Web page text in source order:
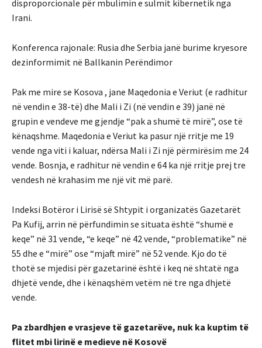
disproporcionale për mbulimin e sulmit kibernetik nga
Irani.
Konferenca rajonale: Rusia dhe Serbia janë burime kryesore
dezinformimit në Ballkanin Perëndimor
Pak me mire se Kosova , jane Maqedonia e Veriut (e radhitur
në vendin e 38-të) dhe Mali i Zi (në vendin e 39) janë në
grupin e vendeve me gjendje “pak a shumë të mirë”, ose të
kënaqshme. Maqedonia e Veriut ka pasur një rritje me 19
vende nga viti i kaluar, ndërsa Mali i Zi një përmirësim me 24
vende. Bosnja, e radhitur në vendin e 64 ka një rritje prej tre
vendesh në krahasim me një vit më parë.
Indeksi Botëror i Lirisë së Shtypit i organizatës Gazetarët
Pa Kufij, arrin në përfundimin se situata është “shumë e
keqe” në 31 vende, “e keqe” në 42 vende, “problematike” në
55 dhe e “mirë” ose “mjaft mirë” në 52 vende. Kjo do të
thotë se mjedisi për gazetarinë është i keq në shtatë nga
dhjetë vende, dhe i kënaqshëm vetëm në tre nga dhjetë
vende.
Pa zbardhjen e vrasjeve të gazetarëve, nuk ka kuptim të
flitet mbi lirinë e medieve në Kosovë